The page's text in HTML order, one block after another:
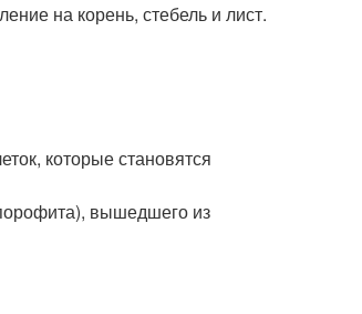
на корень, стебель и лист.
которые становятся
вышедшего из